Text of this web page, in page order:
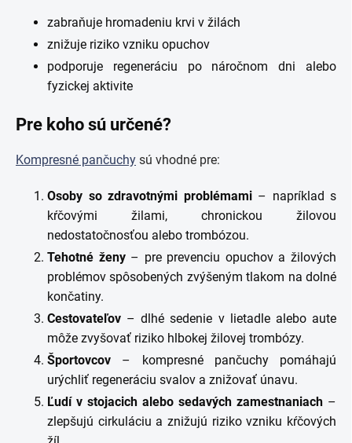
zabraňuje hromadeniu krvi v žilách
znižuje riziko vzniku opuchov
podporuje regeneráciu po náročnom dni alebo
fyzickej aktivite
Pre koho sú určené?
Kompresné pančuchy sú vhodné pre:
Osoby so zdravotnými problémami– napríklad s
kŕčovými žilami, chronickou žilovou
nedostatočnosťou alebo trombózou.
Tehotné ženy– pre prevenciu opuchov a žilových
problémov spôsobených zvýšeným tlakom na dolné
končatiny.
Cestovateľov – dlhé sedenie v lietadle alebo aute
môže zvyšovať riziko hlbokej žilovej trombózy.
Športovcov – kompresné pančuchy pomáhajú
urýchliť regeneráciu svalov a znižovať únavu.
Ľudí v stojacich alebo sedavých zamestnaniach –
zlepšujú cirkuláciu a znižujú riziko vzniku kŕčových